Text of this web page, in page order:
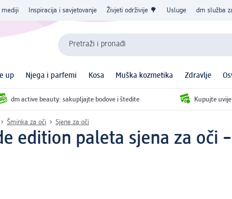
mediji Inspiracija i savjetovanje Živjeti održivije 🌳 Usluge dm služba
Pretraži i pronađi
up Njega i parfemi Kosa Muška kozmetika Zdravlje
dm active beauty: sakupljajte bodove i štedite Kupujte
Šminka za oči Sjene za oči
edition paleta sjena za oči